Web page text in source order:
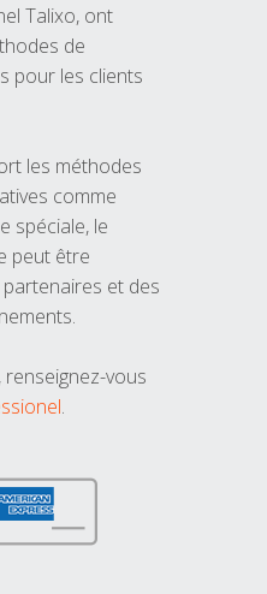
Talixo, ont
de
pour les clients
les méthodes
comme
spéciale, le
peut être
et des
vous
.